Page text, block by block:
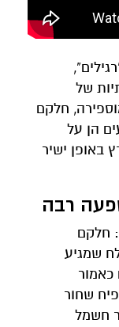
של
חלקם
הן על
באופן ישיר
רבה
חלקם
שמגיע
כאמור
שחור
חשמל